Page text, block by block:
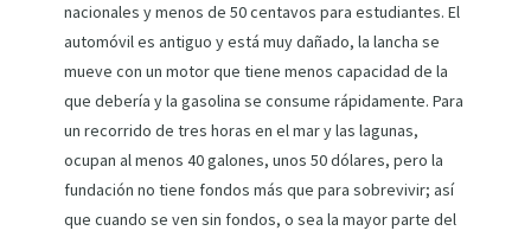
nacionales y menos de 50 centavos para estudiantes. El
automóvil es antiguo y está muy dañado, la lancha se
mueve con un motor que tiene menos capacidad de la
que debería y la gasolina se consume rápidamente. Para
un recorrido de tres horas en el mar y las lagunas,
ocupan al menos 40 galones, unos 50 dólares, pero la
fundación no tiene fondos más que para sobrevivir; así
que cuando se ven sin fondos, o sea la mayor parte del